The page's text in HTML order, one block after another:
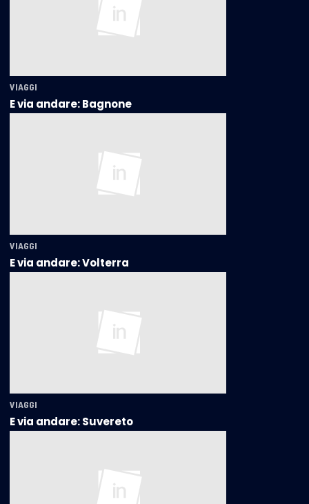
VIAGGI
E via andare: Bagnone
VIAGGI
E via andare: Volterra
VIAGGI
E via andare: Suvereto